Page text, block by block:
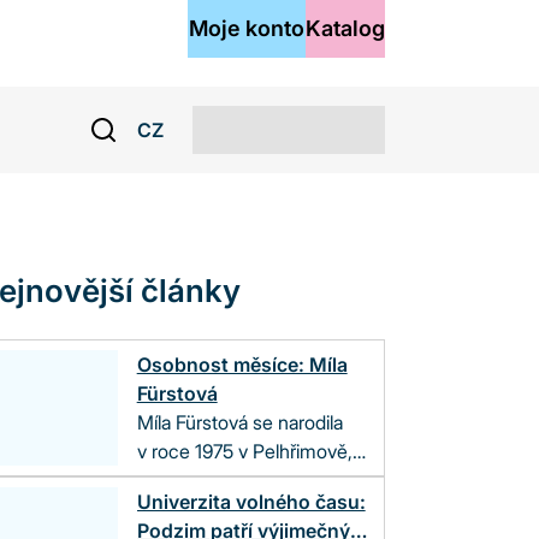
Moje kontoKatalog
CZ
články
Osobnost měsíce: Míla
Fürstová
Míla Fürstová se narodila
v roce 1975 v Pelhřimově,
vyrůstala však v Hradci
Králové. Kreslení ji bavilo už
Univerzita volného času:
Podzim patří výjimečným